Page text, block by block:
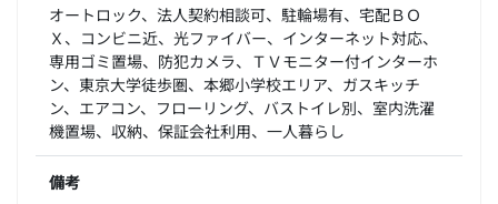
オートロック、法人契約相談可、駐輪場有、宅配ＢＯ
Ｘ、コンビニ近、光ファイバー、インターネット対応、
専用ゴミ置場、防犯カメラ、ＴＶモニター付インターホ
ン、東京大学徒歩圏、本郷小学校エリア、ガスキッチ
ン、エアコン、フローリング、バストイレ別、室内洗濯
機置場、収納、保証会社利用、一人暮らし
備考